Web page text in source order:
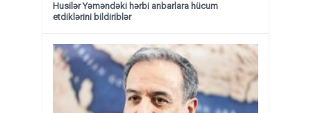
Husilər Yəməndəki hərbi anbarlara hücum
etdiklərini bildiriblər